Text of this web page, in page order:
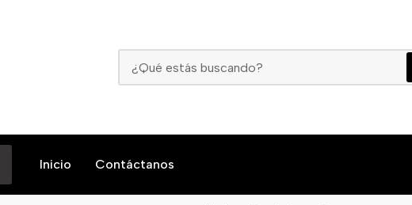
Inicio Contáctanos